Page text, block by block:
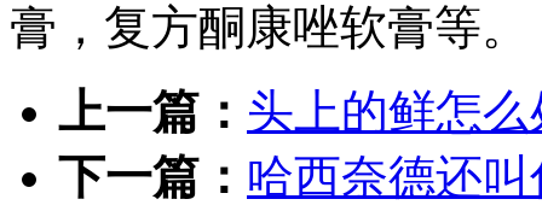
膏，复方酮康唑软膏等。
上一篇： 头上的鲜怎
下一篇： 哈西奈德还